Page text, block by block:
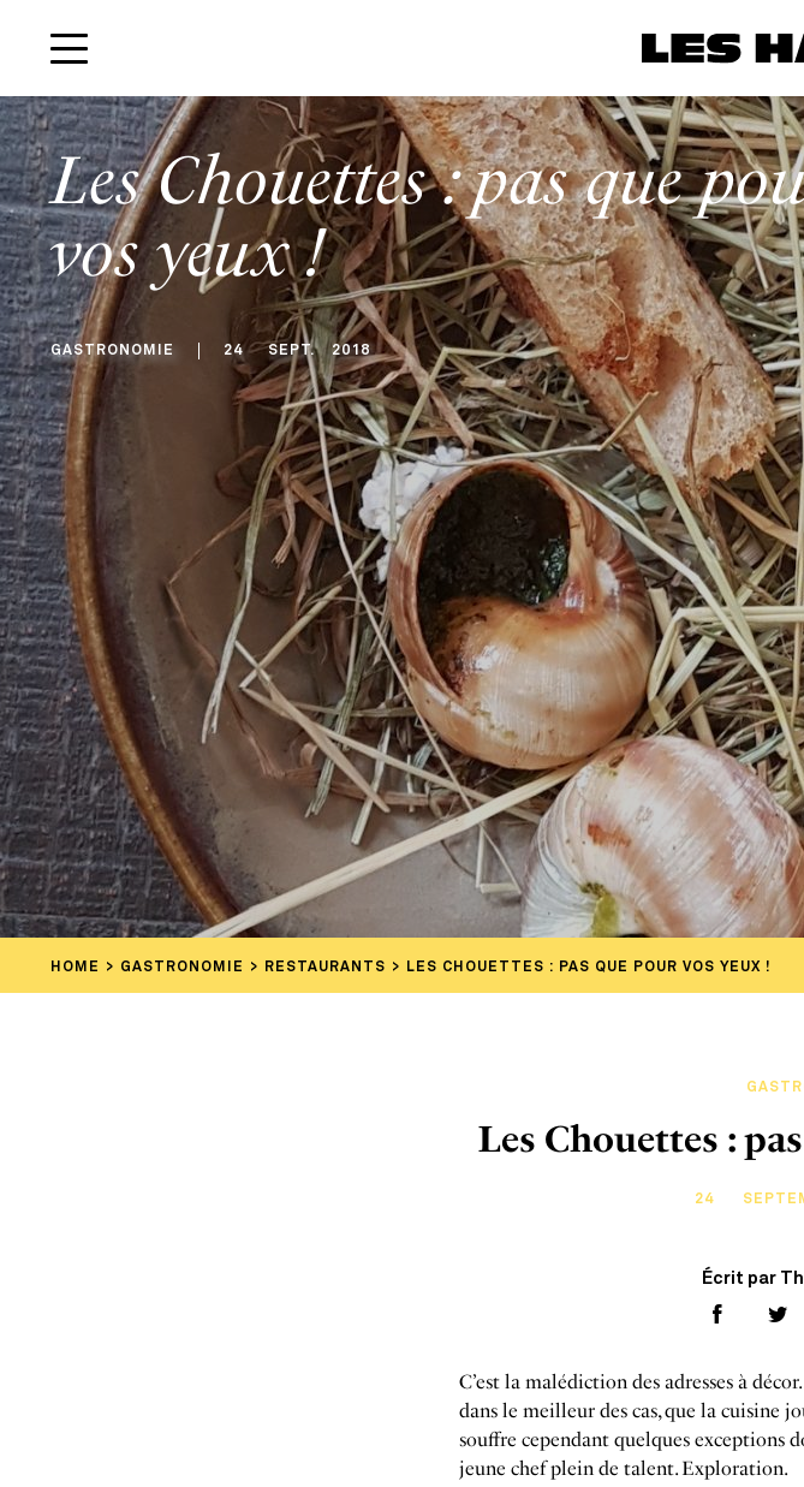
Les Chouettes : pas que
vos yeux !
GASTRONOMIE 24 SEPT. 2018
HOME GASTRONOMIE RESTAURANTS LES CHOUETTES : PAS QUE POUR VOS YEUX !
Les Chouettes :
24
Écrit par
C’est la malédiction des adresses à
dans le meilleur des cas, que la cuisine
souffre cependant quelques exceptions
jeune chef plein de talent. Exploration.